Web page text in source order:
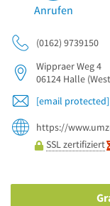
Anrufen
(0162) 9739150
Wippraer Weg 4
06124 Halle
[email protected]
https://
SSL zertifiziert